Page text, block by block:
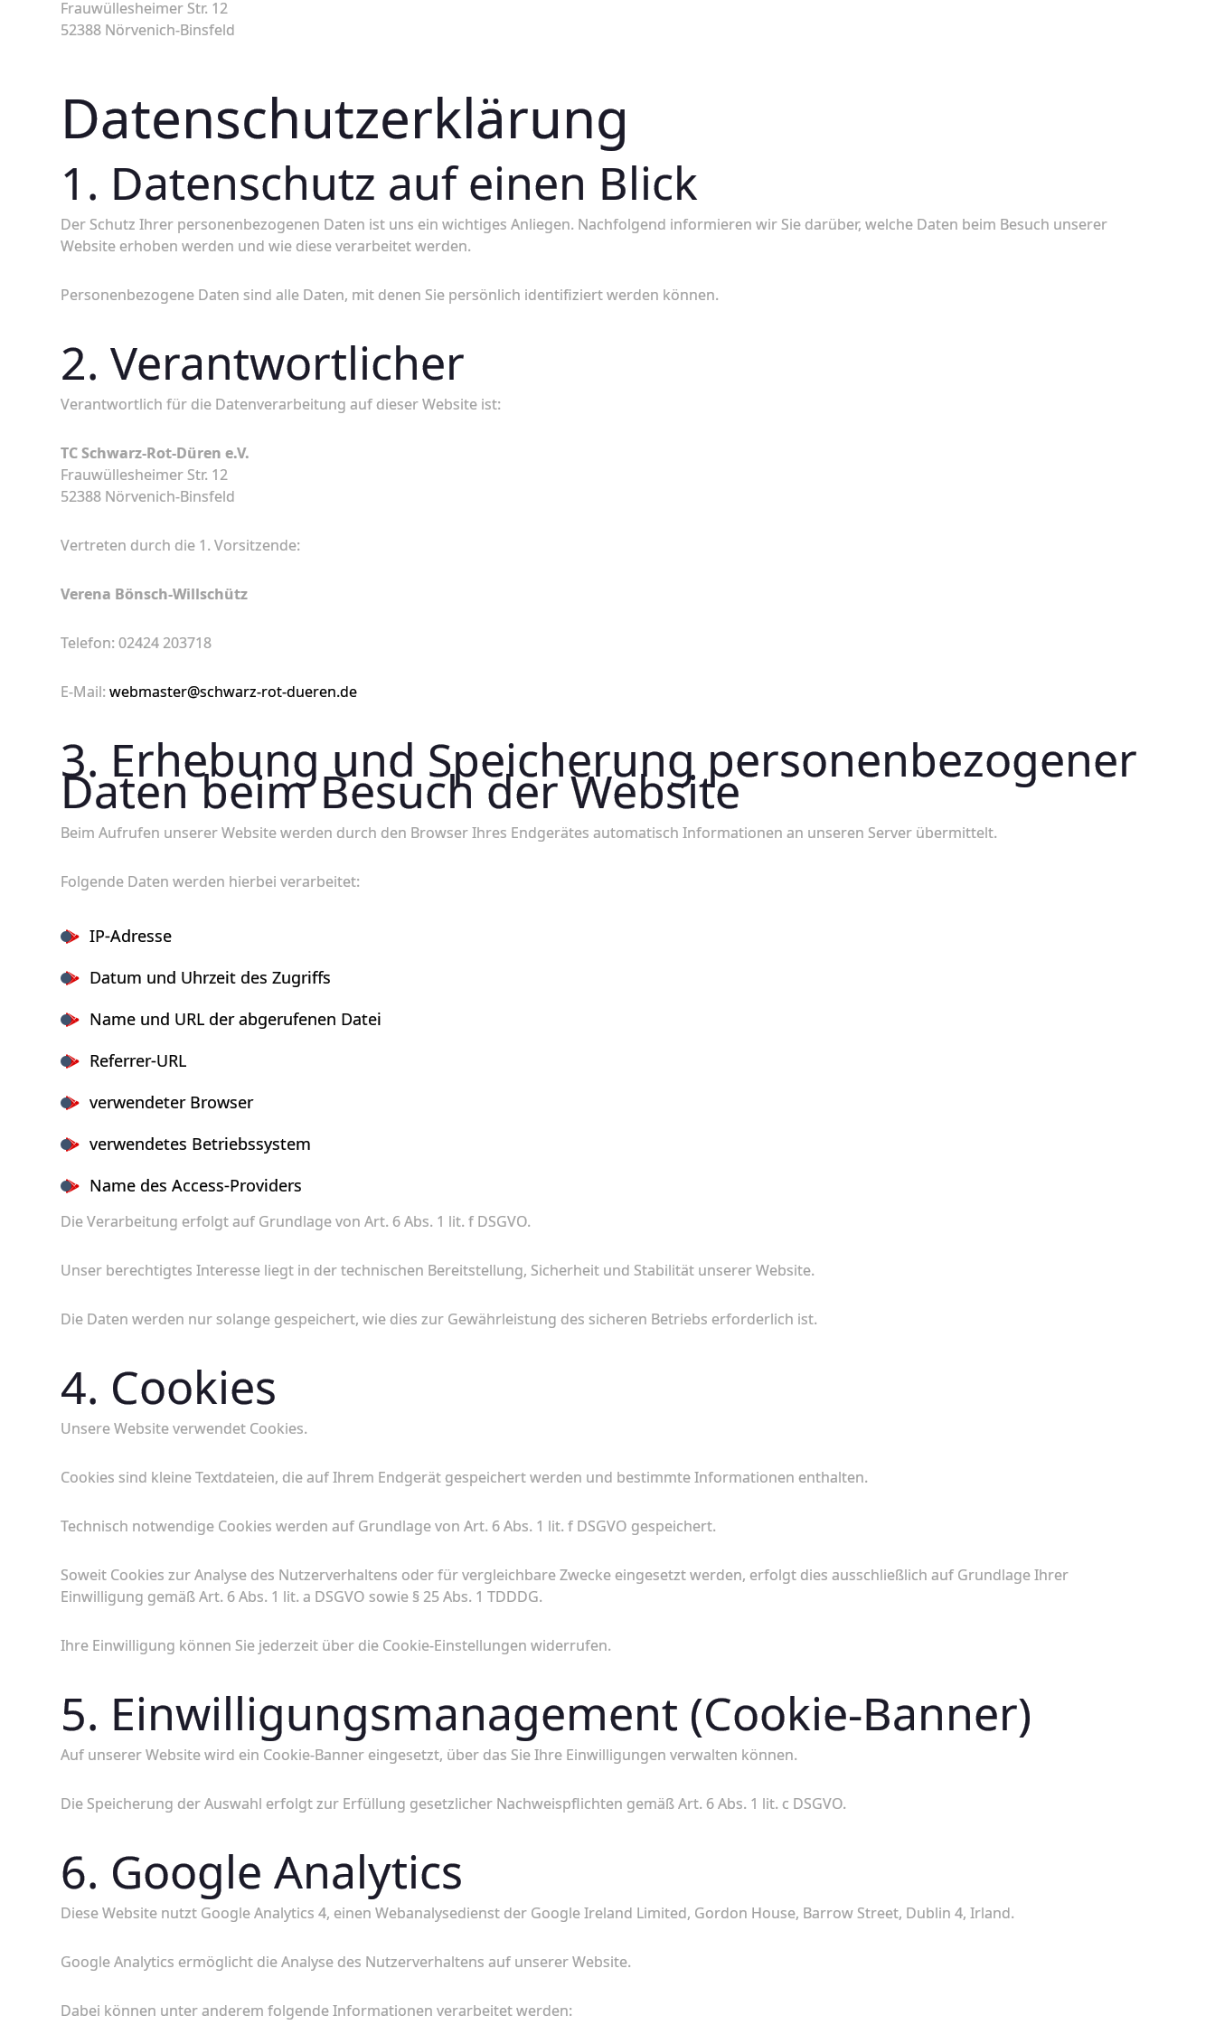
Frauwüllesheimer Str. 12
52388 Nörvenich-Binsfeld
Datenschutzerklärung
1. Datenschutz auf einen Blick
Der Schutz Ihrer personenbezogenen Daten ist uns ein wichtiges Anliegen. Nachfolgend informieren wir Sie darüber, welche Daten beim Besuch unserer
Website erhoben werden und wie diese verarbeitet werden.
Personenbezogene Daten sind alle Daten, mit denen Sie persönlich identifiziert werden können.
2. Verantwortlicher
Verantwortlich für die Datenverarbeitung auf dieser Website ist:
TC Schwarz-Rot-Düren e.V.
Frauwüllesheimer Str. 12
52388 Nörvenich-Binsfeld
Vertreten durch die 1. Vorsitzende:
Verena Bönsch-Willschütz
Telefon: 02424 203718
E-Mail:webmaster@schwarz-rot-dueren.de
3. Erhebung und Speicherung personenbezogener
Daten beim Besuch der Website
Beim Aufrufen unserer Website werden durch den Browser Ihres Endgerätes automatisch Informationen an unseren Server übermittelt.
Folgende Daten werden hierbei verarbeitet:
IP-Adresse
Datum und Uhrzeit des Zugriffs
Name und URL der abgerufenen Datei
Referrer-URL
verwendeter Browser
verwendetes Betriebssystem
Name des Access-Providers
Die Verarbeitung erfolgt auf Grundlage von Art. 6 Abs. 1 lit. f DSGVO.
Unser berechtigtes Interesse liegt in der technischen Bereitstellung, Sicherheit und Stabilität unserer Website.
Die Daten werden nur solange gespeichert, wie dies zur Gewährleistung des sicheren Betriebs erforderlich ist.
4. Cookies
Unsere Website verwendet Cookies.
Cookies sind kleine Textdateien, die auf Ihrem Endgerät gespeichert werden und bestimmte Informationen enthalten.
Technisch notwendige Cookies werden auf Grundlage von Art. 6 Abs. 1 lit. f DSGVO gespeichert.
Soweit Cookies zur Analyse des Nutzerverhaltens oder für vergleichbare Zwecke eingesetzt werden, erfolgt dies ausschließlich auf Grundlage Ihrer
Einwilligung gemäß Art. 6 Abs. 1 lit. a DSGVO sowie § 25 Abs. 1 TDDDG.
Ihre Einwilligung können Sie jederzeit über die Cookie-Einstellungen widerrufen.
5. Einwilligungsmanagement (Cookie-Banner)
Auf unserer Website wird ein Cookie-Banner eingesetzt, über das Sie Ihre Einwilligungen verwalten können.
Die Speicherung der Auswahl erfolgt zur Erfüllung gesetzlicher Nachweispflichten gemäß Art. 6 Abs. 1 lit. c DSGVO.
6. Google Analytics
Diese Website nutzt Google Analytics 4, einen Webanalysedienst der Google Ireland Limited, Gordon House, Barrow Street, Dublin 4, Irland.
Google Analytics ermöglicht die Analyse des Nutzerverhaltens auf unserer Website.
Dabei können unter anderem folgende Informationen verarbeitet werden: